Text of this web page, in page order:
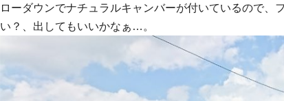
ローダウンでナチュラルキャンバーが付いているので、
い？、出してもいいかなぁ…。